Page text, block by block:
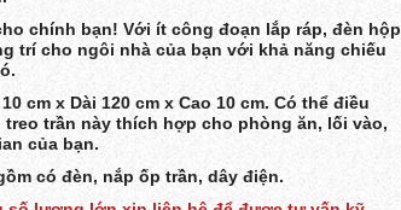
chính bạn! Với ít công đoạn lắp ráp, đèn hộp
trí cho ngôi nhà của bạn với khả năng chiếu
cm x Dài 120 cm x Cao 10 cm. Có thể điều
trần này thích hợp cho phòng ăn, lối vào,
của bạn.
có đèn, nắp ốp trần, dây điện.